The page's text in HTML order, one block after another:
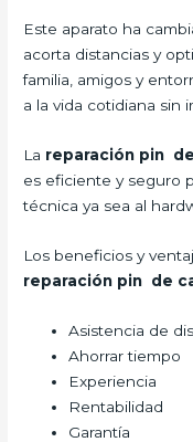
Este aparato ha
acorta distancias y
familia, amigos y
a la vida cotidiana sin
La reparación pin
es eficiente y seguro
técnica ya sea al
Los beneficios y
reparación pin de
Asistencia de
Ahorrar tiempo
Experiencia
Rentabilidad
Garantía